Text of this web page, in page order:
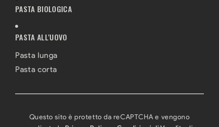
PASTA BIOLOGICA
PASTA ALL'UOVO
Pasta lunga
Pasta corta
Questo sito è protetto da reCAPTCHA e vengono